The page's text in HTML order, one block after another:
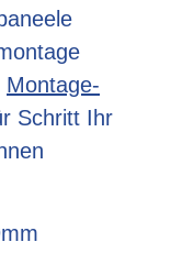
Montage-
Schritt Ihr